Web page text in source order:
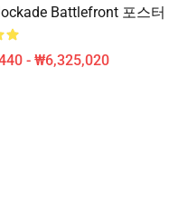
Battlefront 포스터
- ₩6,325,020